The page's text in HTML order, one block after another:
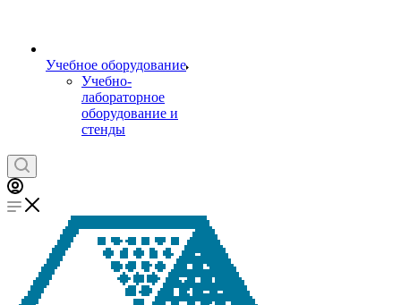
Учебное оборудование
Учебно-
лабораторное
оборудование и
стенды